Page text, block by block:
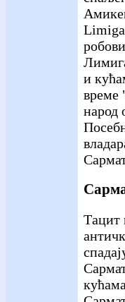
и
време
народ
Тацит